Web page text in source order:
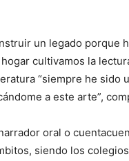
un legado porque
cultivamos la
“siempre he sido
a este arte”,
oral o
siendo los